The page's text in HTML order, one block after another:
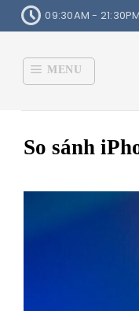
Skip
to
09:30AM - 21:30PM
MENU
So sánh